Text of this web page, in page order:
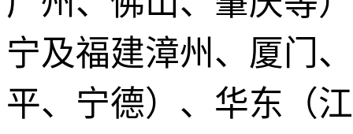
宁及福建漳州、厦门
平、宁德）、华东（